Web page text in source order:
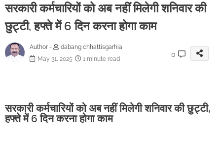
सरकारी कर्मचारियों को अब नहीं मिलेगी शनिवार की
छुट्टी, हफ्ते में 6 दिन करना होगा काम
Author -
dabang chhattisgarhia
May 31, 2025
1 minute read
0
सरकारी कर्मचारियों को अब नहीं मिलेगी शनिवार की छुट्टी,
हफ्ते में 6 दिन करना होगा काम